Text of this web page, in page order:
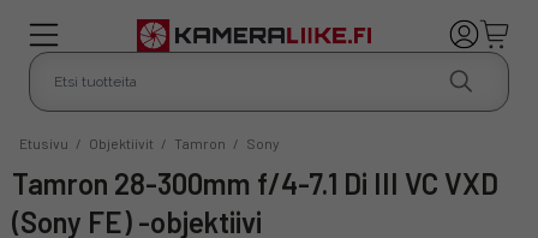
Etusivu / Objektiivit / Tamron / Sony
Tamron 28-300mm f/4-7.1 Di III VC VXD
(Sony FE) -objektiivi